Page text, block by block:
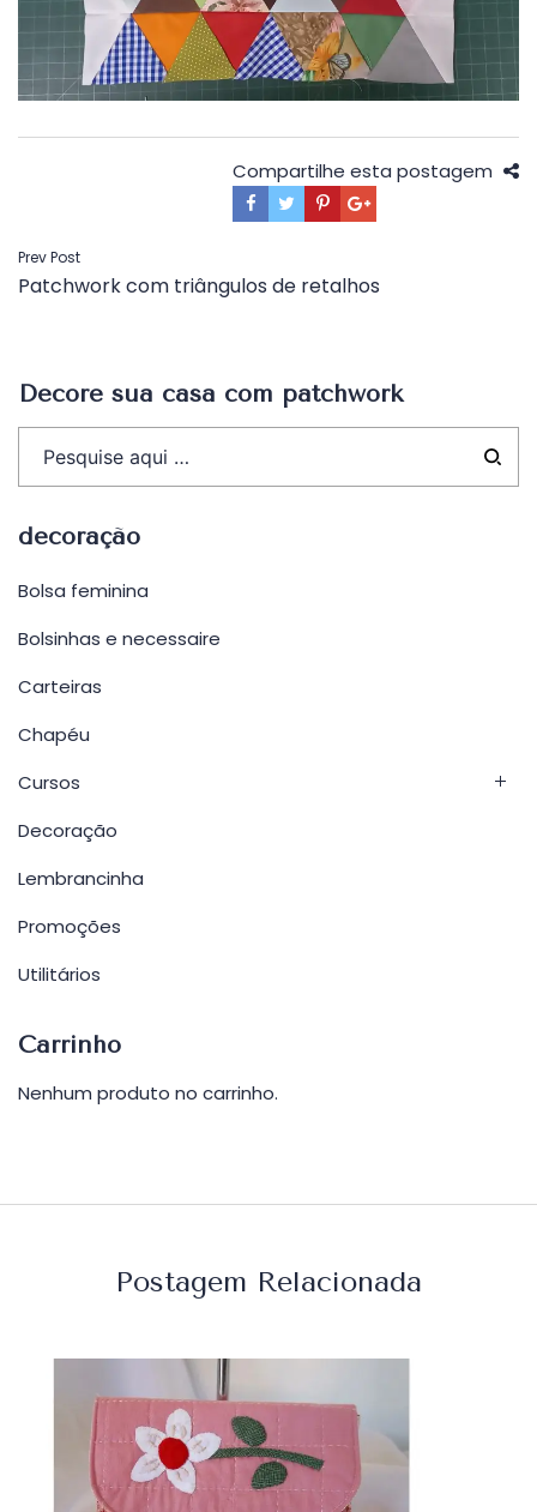
Compartilhe esta postagem
Navegação
de
Prev Post
Patchwork com triângulos de retalhos
Decore sua casa com patchwork
decoração
Bolsa feminina
Bolsinhas e necessaire
Carteiras
Chapéu
Cursos
Decoração
Lembrancinha
Promoções
Utilitários
Carrinho
Nenhum produto no carrinho.
Postagem Relacionada